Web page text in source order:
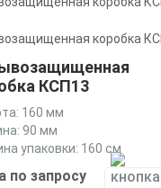
КСП13
160 мм
90 мм
упаковки: 160 см
по запросу